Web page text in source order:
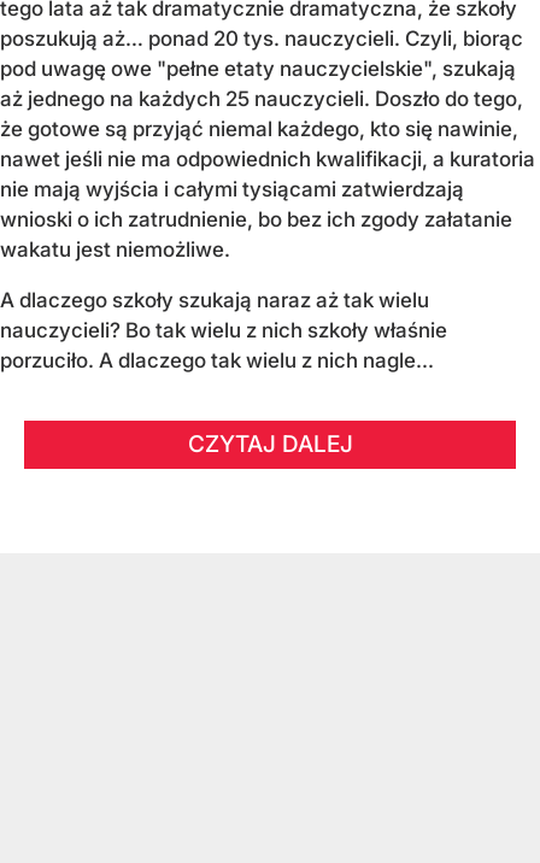
tego lata aż tak dramatycznie dramatyczna, że szkoły
poszukują aż… ponad 20 tys. nauczycieli. Czyli, biorąc
pod uwagę owe "pełne etaty nauczycielskie", szukają
aż jednego na każdych 25 nauczycieli. Doszło do tego,
że gotowe są przyjąć niemal każdego, kto się nawinie,
nawet jeśli nie ma odpowiednich kwalifikacji, a kuratoria
nie mają wyjścia i całymi tysiącami zatwierdzają
wnioski o ich zatrudnienie, bo bez ich zgody załatanie
wakatu jest niemożliwe.
A dlaczego szkoły szukają naraz aż tak wielu
nauczycieli? Bo tak wielu z nich szkoły właśnie
porzuciło. A dlaczego tak wielu z nich nagle...
CZYTAJ DALEJ